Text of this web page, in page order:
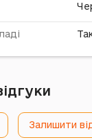
Залишити